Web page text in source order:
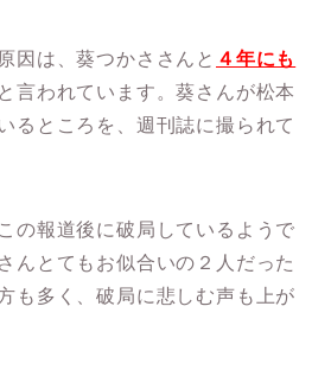
因は、葵つかささんと ４年にも
言われています。葵さんが松本
るところを、週刊誌に撮られて
の報道後に破局しているようで
んとてもお似合いの２人だった
も多く、破局に悲しむ声も上が